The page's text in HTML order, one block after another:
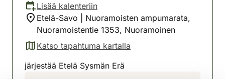
Lisää kalenteriin
Etelä-Savo | Nuoramoisten ampumarata,
Nuoramoistentie 1353, Nuoramoinen
Katso tapahtuma kartalla
(avautuu uuteen välilehteen)
järjestää Etelä Sysmän Erä